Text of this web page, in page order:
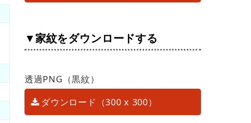
▼家紋をダウンロードする
透過PNG（黒紋）
ダウンロード（300 x 300）